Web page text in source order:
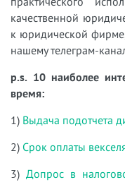
качественной
к юридической
нашему телеграм-
p.s. 10 наиболее
время:
1) Выдача подотчета
2) Срок оплаты
3) Допрос в